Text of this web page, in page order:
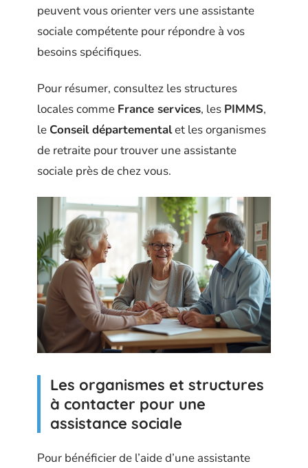
peuvent vous orienter vers une assistante
sociale compétente pour répondre à vos
besoins spécifiques.
Pour résumer, consultez les structures
locales comme France services, les PIMMS,
le Conseil départementalet les organismes
de retraite pour trouver une assistante
sociale près de chez vous.
Les organismes et structures
à contacter pour une
assistance sociale
Pour bénéficier de l’aide d’une assistante